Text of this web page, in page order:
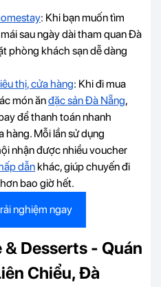
: Khi bạn muốn tìm
sau ngày dài tham quan Đà
phòng khách sạn dễ dàng
thị, cửa hàng: Khi đi mua
món ănđặc sản Đà Nẵng,
để thanh toán nhanh
hàng. Mỗi lần sử dụng
nhận được nhiều voucher
dẫn khác, giúp chuyến đi
bao giờ hết.
nghiệm ngay
Desserts - Quán
Chiểu, Đà